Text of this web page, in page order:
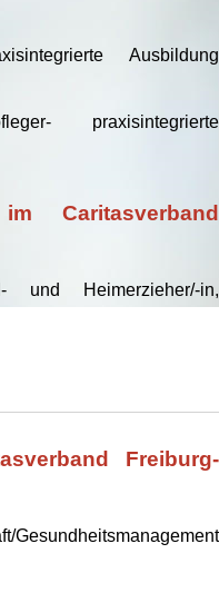
Ausbildung
praxisintegrierte
Caritasverband
und Heimerzieher/-in,
Freiburg-
Gesundheitsmanagement